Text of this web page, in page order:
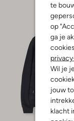
te
op
ga je
Wil je
jouw
klacht